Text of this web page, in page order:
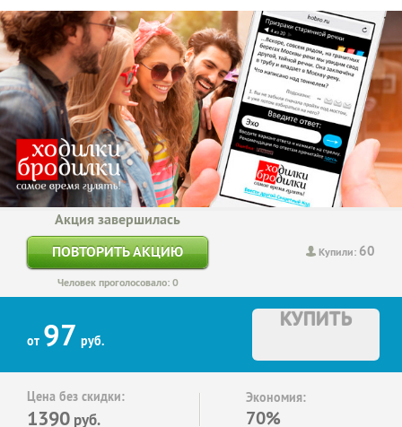
Купили: 60
Акция завершилась
ПОВТОРИТЬ АКЦИЮ
Человек проголосовало: 0
от 97 руб.
КУПИТЬ
Цена без скидки:
1390 руб.
Экономия:
70%